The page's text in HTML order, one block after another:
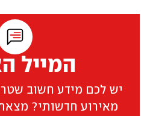
המייל
יש לכם מידע חשוב
מאירוע חדשותי?